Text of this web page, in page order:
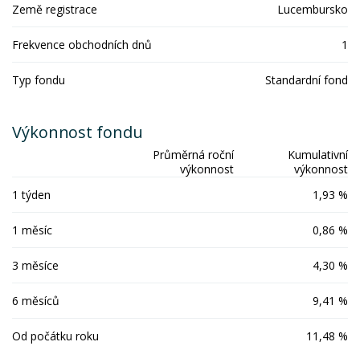
Země registrace Lucembursko
Frekvence obchodních dnů 1
Typ fondu Standardní fond
Výkonnost fondu
Průměrná roční
výkonnost
Kumulativní
výkonnost
1 týden
1,93 %
1 měsíc 0,86 %
3 měsíce 4,30 %
6 měsíců 9,41 %
Od počátku roku 11,48 %